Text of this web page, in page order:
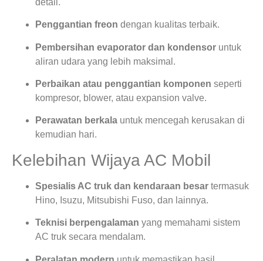
Penggantian freon dengan kualitas terbaik.
Pembersihan evaporator dan kondensor untuk
aliran udara yang lebih maksimal.
Perbaikan atau penggantian komponen seperti
kompresor, blower, atau expansion valve.
Perawatan berkala untuk mencegah kerusakan di
kemudian hari.
Kelebihan Wijaya AC Mobil
Spesialis AC truk dan kendaraan besar termasuk
Hino, Isuzu, Mitsubishi Fuso, dan lainnya.
Teknisi berpengalaman yang memahami sistem
AC truk secara mendalam.